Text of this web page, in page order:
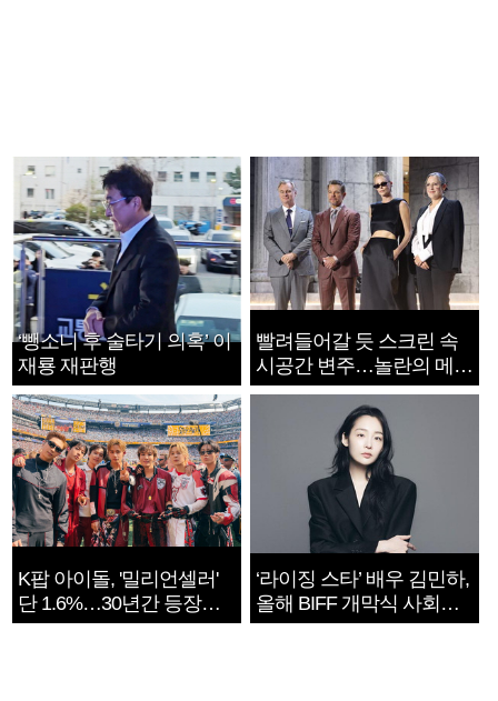
‘뺑소니 후 술타기 의혹’ 이
재룡 재판행
빨려들어갈 듯 스크린 속
시공간 변주…놀란의 메시
지는 ‘전쟁 속죄’
K팝 아이돌, '밀리언셀러'
단 1.6%…30년간 등장
1182개팀 전수조사
‘라이징 스타’ 배우 김민하,
올해 BIFF 개막식 사회자
확정